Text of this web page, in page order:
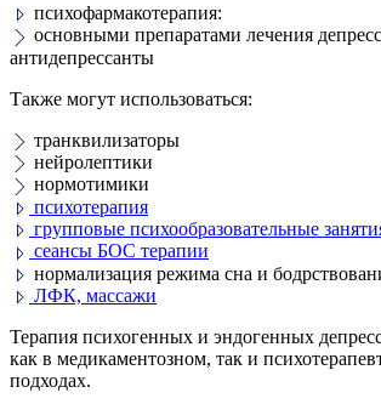
психофармакотерапия:
основными препаратами лечения
антидепрессанты
Также могут использоваться:
транквилизаторы
нейролептики
нормотимики
психотерапия
групповые психообразовательные
сеансы БОС терапии
нормализация режима сна и
ЛФК, массажи
Терапия психогенных и эндогенных
как в медикаментозном, так и
подходах.